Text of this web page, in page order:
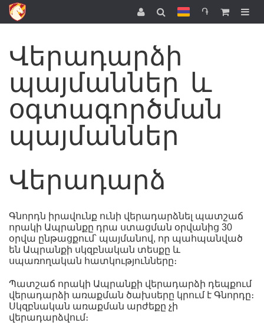
֏
Վերադարձի
պայմաններ և
օգտագործման
պայմաններ
Վերադարձ
Գնորդն իրավունք ունի վերադարձնել պատշաճ
որակի Ապրանքը դրա ստացման օրվանից 30
օրվա ընթացքում՝ պայմանով, որ պահպանված
են Ապրանքի սկզբնական տեսքը և
սպառողական հատկությունները։
Պատշաճ որակի Ապրանքի վերադարձի դեպքում
վերադարձի առաքման ծախսերը կրում է Գնորդը։
Սկզբնական առաքման արժեքը չի
վերադարձվում։